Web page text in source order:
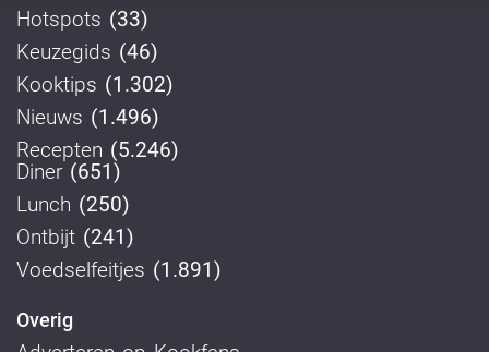
Hotspots (33)
Keuzegids (46)
Kooktips (1.302)
Nieuws (1.496)
Recepten (5.246)
Diner (651)
Lunch (250)
Ontbijt (241)
Voedselfeitjes (1.891)
Overig